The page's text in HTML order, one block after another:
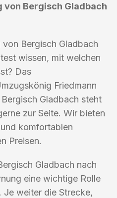
von Bergisch Gladbach
Bergisch Gladbach
wissen, mit welchen
Das
Friedmann
Gladbach steht
zur Seite. Wir bieten
komfortablen
Preisen.
Gladbach nach
eine wichtige Rolle
Je weiter die Strecke,